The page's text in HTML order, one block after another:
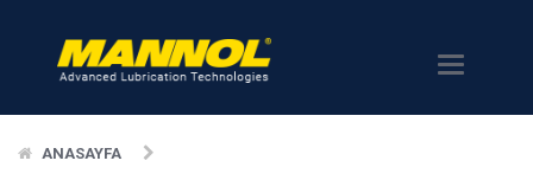
Menü
ANASAYFA